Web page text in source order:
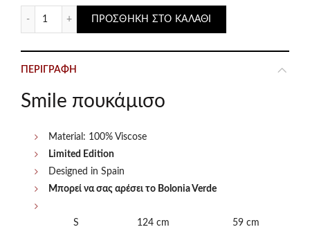
Smile πουκάμισο κοντομάνικο Altea Marino ποσότητα
ΠΡΟΣΘΉΚΗ ΣΤΟ ΚΑΛΆΘΙ
ΠΕΡΙΓΡΑΦΉ
Smile πουκάμισο
Material: 100% Viscose
Limited Edition
Designed in Spain
Μπορεί να σας αρέσει το Bolonia Verde
S 124 cm 59 cm